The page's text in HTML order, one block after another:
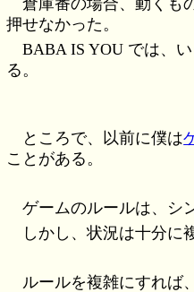
押せなかった。
BABA IS YOU では、
る。
ところで、以前に僕は
ことがある。
ゲームのルールは、シ
しかし、状況は十分に
ルールを複雑にすれば